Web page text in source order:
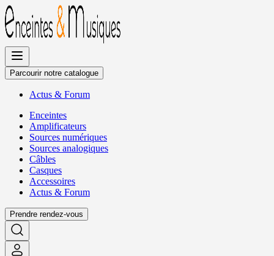
Allez
au
contenu
Parcourir notre catalogue
Actus & Forum
Enceintes
Amplificateurs
Sources numériques
Sources analogiques
Câbles
Casques
Accessoires
Actus & Forum
Prendre rendez-vous